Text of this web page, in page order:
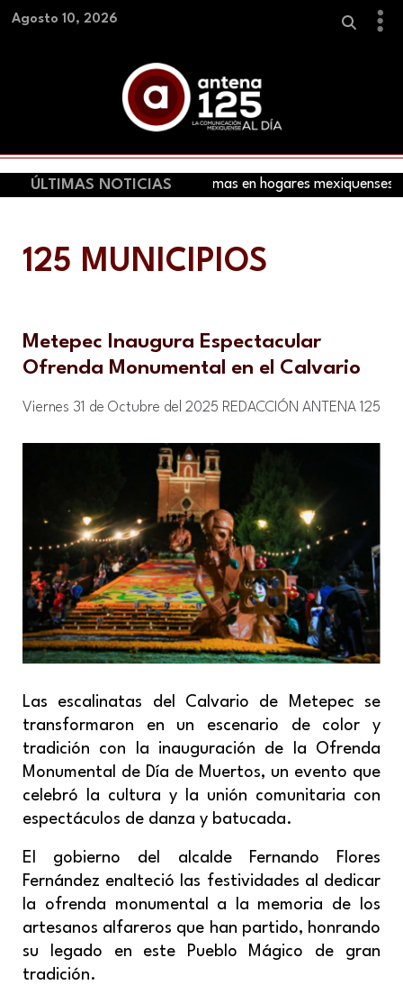
Agosto 10, 2026
ÚLTIMAS NOTICIASRetiran 445 armas en hogares mexiquenses
125 MUNICIPIOS
Metepec Inaugura Espectacular
Ofrenda Monumental en el Calvario
Viernes 31 de Octubre del 2025 REDACCIÓN ANTENA 125
Las escalinatas del Calvario de Metepec se
transformaron en un escenario de color y
tradición con la inauguración de la Ofrenda
Monumental de Día de Muertos, un evento que
celebró la cultura y la unión comunitaria con
espectáculos de danza y batucada.
El gobierno del alcalde Fernando Flores
Fernández enalteció las festividades al dedicar
la ofrenda monumental a la memoria de los
artesanos alfareros que han partido, honrando
su legado en este Pueblo Mágico de gran
tradición.